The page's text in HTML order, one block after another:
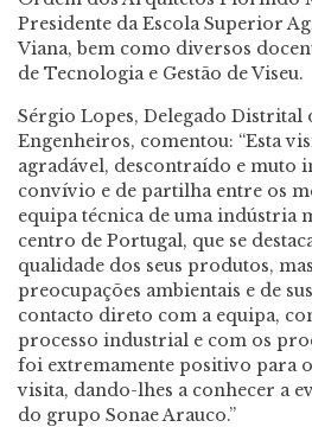
Presidente da Escola Superior
Viana, bem como diversos
de Tecnologia e Gestão de Viseu.
Sérgio Lopes, Delegado Distrital
Engenheiros, comentou: “Esta
agradável, descontraído e muto
convívio e de partilha entre os
equipa técnica de uma indústria
centro de Portugal, que se
qualidade dos seus produtos,
preocupações ambientais e de
contacto direto com a equipa,
processo industrial e com os
foi extremamente positivo para
visita, dando-lhes a conhecer a
do grupo Sonae Arauco.”